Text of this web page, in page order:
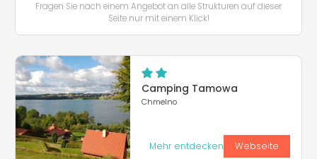
Fragen Sie nach einem Angebot an alle Strukturen auf dieser
Seite nur mit einem Klick!
Camping Tamowa
Chmelno
Mehr entdecken Webseite